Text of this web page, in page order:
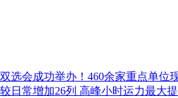
选会成功举办！460余家重点单位
日常增加26列 高峰小时运力最大